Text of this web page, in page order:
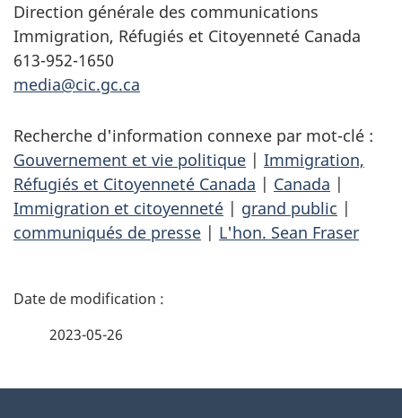
Direction générale des communications
Immigration, Réfugiés et Citoyenneté Canada
613-952-1650
media@cic.gc.ca
Recherche d'information connexe par mot-clé :
Gouvernement et vie politique | Immigration,
Réfugiés et Citoyenneté Canada | Canada |
Immigration et citoyenneté | grand public |
communiqués de presse | L'hon. Sean Fraser
D
2023-05-26